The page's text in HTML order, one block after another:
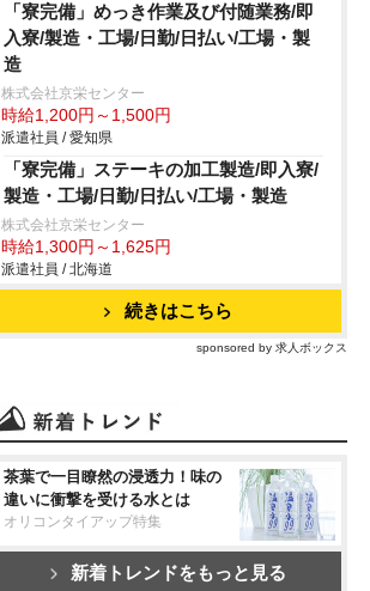
「寮完備」めっき作業及び付随業務/即
入寮/製造・工場/日勤/日払い/工場・製
造
株式会社京栄センター
時給1,200円～1,500円
派遣社員 / 愛知県
「寮完備」ステーキの加工製造/即入寮/
製造・工場/日勤/日払い/工場・製造
株式会社京栄センター
時給1,300円～1,625円
派遣社員 / 北海道
続きはこちら
sponsored by 求人ボックス
茶葉で一目瞭然の浸透力！味の
違いに衝撃を受ける水とは
オリコンタイアップ特集
新着トレンドをもっと見る